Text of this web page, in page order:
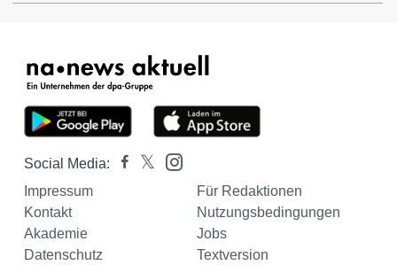
Social Media:
Impressum
Für Redaktionen
Kontakt
Nutzungsbedingungen
Akademie
Jobs
Datenschutz
Textversion